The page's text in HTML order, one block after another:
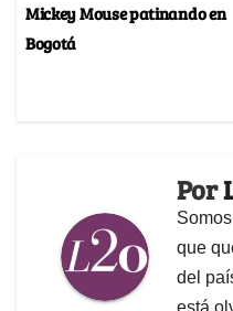
Mickey Mouse patinando en
Bogotá
Por
que
del